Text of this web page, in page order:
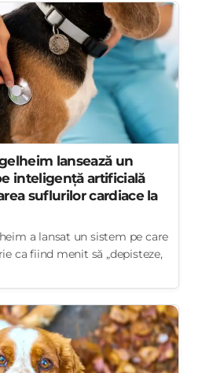
lansează un
inteligență artificială
suflurilor cardiace la
a lansat un sistem pe care
ca fiind menit să „depisteze,